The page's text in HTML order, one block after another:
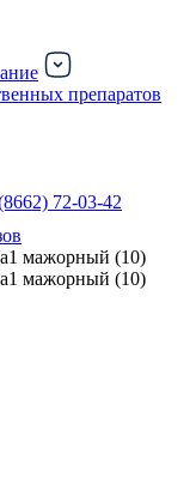
препаратов
72-03-42
мажорный (10)
мажорный (10)